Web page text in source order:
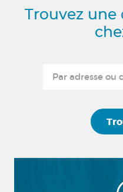
Trouvez une